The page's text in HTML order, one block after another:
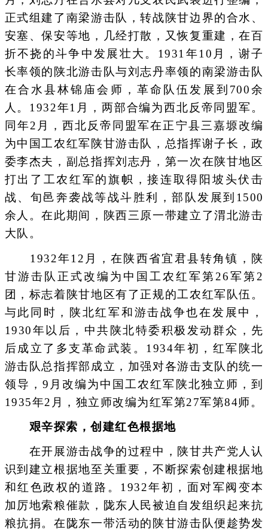
正式组建了南梁游击队，转战陕甘边界的合水、
安塞、保安等地，几经打散，又恢复重建，在百
折不挠的斗争中发展壮大。1931年10月，谢子
长率领的陕北游击队与刘志丹率领的南梁游击队
在合水县林锦庙会师，革命队伍发展到700余
人。1932年1月，两部合编为西北反帝同盟军。
同年2月，西北反帝同盟军在正宁县三嘉塬改编
为中国工农红军陕甘游击队，总指挥谢子长，政
委李杰夫，副总指挥刘志丹，第一次在陕甘地区
打出了工农红军的旗帜，接连取得阳坡头伏击
战、旬邑奔袭战等战斗胜利，部队发展到1500
余人。在此期间，陕西三原一带建立了渭北游击
大队。
1932年12月，在陕西省宜君县转角镇，陕
甘游击队正式改编为中国工农红军第26军第2
团，标志着陕甘地区有了正规的工农红军队伍。
与此同时，陕北红军和游击战争也在发展中，
1930年以后，中共陕北特委积极发动群众，先
后成立了多支革命武装。1934年初，红军陕北
游击队总指挥部成立，加强对各游击支队的统一
领导，9月改编为中国工农红军陕北独立师，到
1935年2月，独立师改编为红军第27军第84师。
艰辛探索，创建红色根据地
在开展游击战争的过程中，陕甘共产党人认
识到建立根据地至关重要，不断探索创建根据地
和红色政权的道路。1932年初，面对军阀变本
加厉地索粮催款，陇东人民被迫自发组织起来抗
粮抗捐。在陇东一带活动的陕甘游击队便趁势发